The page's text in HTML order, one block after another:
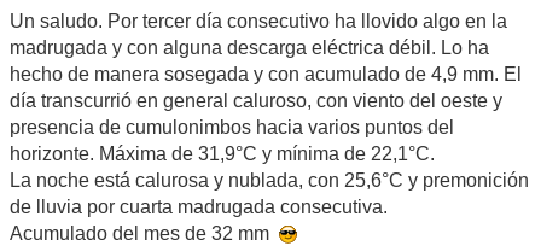
Un saludo. Por tercer día consecutivo ha llovido algo en la
madrugada y con alguna descarga eléctrica débil. Lo ha
hecho de manera sosegada y con acumulado de 4,9 mm. El
día transcurrió en general caluroso, con viento del oeste y
presencia de cumulonimbos hacia varios puntos del
horizonte. Máxima de 31,9°C y mínima de 22,1°C.
La noche está calurosa y nublada, con 25,6°C y premonición
de lluvia por cuarta madrugada consecutiva.
Acumulado del mes de 32 mm